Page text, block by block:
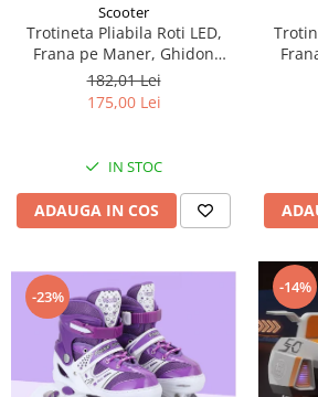
Scooter
Trotineta Pliabila Roti LED,
Frana pe Maner, Ghidon
Reglabil - Verde
182,01 Lei
175,00 Lei
IN STOC
ADAUGA IN COS
-23% -14%